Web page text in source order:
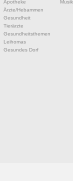
Apotheke
Ärzte/Hebammen
Gesundheit
Tierärzte
Gesundheitsthemen
Leihomas
Gesundes Dorf